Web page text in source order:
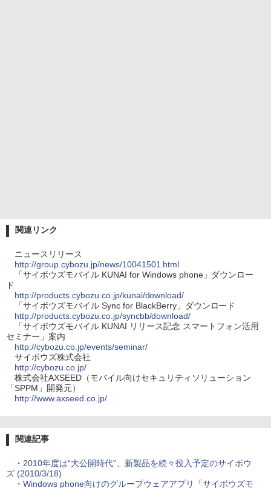
関連リンク
ニュースリリース
http://group.cybozu.jp/news/10041501.html
「サイボウズモバイル KUNAI for Windows phone」ダウンロー
ド
http://products.cybozu.co.jp/kunai/download/
「サイボウズモバイル Sync for BlackBerry」ダウンロード
http://products.cybozu.co.jp/syncbb/download/
「サイボウズモバイル KUNAI リリース記念 スマートフォン活用
セミナー」案内
http://cybozu.co.jp/events/seminar/
サイボウズ株式会社
http://cybozu.co.jp/
株式会社AXSEED（モバイル向けセキュリティソリューション
「SPPM」開発元）
http://www.axseed.co.jp/
関連記事
・ 2010年度は“大公開時代”、新製品を続々投入予定のサイボウ
ズ (2010/3/18)
・ Windows phone向けのグループウェアアプリ「サイボウズモ